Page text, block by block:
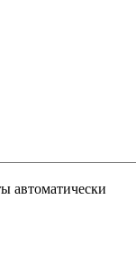
автоматически